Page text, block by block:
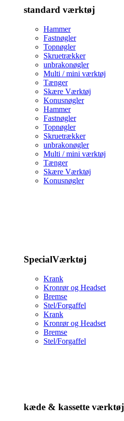
standard værktøj
Hammer
Fastnøgler
Topnøgler
Skruetrækker
unbrakonøgler
Multi / mini værktøj
Tænger
Skære Værktøj
Konusnøgler
Hammer
Fastnøgler
Topnøgler
Skruetrækker
unbrakonøgler
Multi / mini værktøj
Tænger
Skære Værktøj
Konusnøgler
SpecialVærktøj
Krank
Kronrør og Headset
Bremse
Stel/Forgaffel
Krank
Kronrør og Headset
Bremse
Stel/Forgaffel
kæde & kassette værktøj